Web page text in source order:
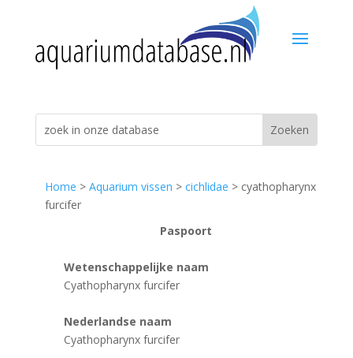
Home > Aquarium vissen > cichlidae > cyathopharynx
furcifer
Paspoort
Wetenschappelijke naam
Cyathopharynx furcifer
Nederlandse naam
Cyathopharynx furcifer